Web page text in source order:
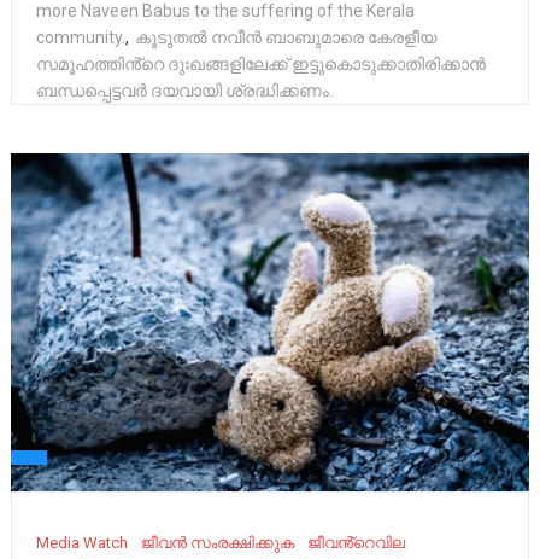
more Naveen Babus to the suffering of the Kerala
community., കൂടുതൽ നവീൻ ബാബുമാരെ കേരളീയ
സമൂഹത്തിൻ്റെ ദുഃഖങ്ങളിലേക്ക് ഇട്ടുകൊടുക്കാതിരിക്കാൻ
ബന്ധപ്പെട്ടവർ ദയവായി ശ്രദ്ധിക്കണം.
Media Watch ജീവൻ സംരക്ഷിക്കുക
ജീവൻ്റെവില